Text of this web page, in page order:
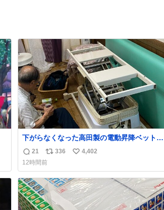
下がらなくなった高田製の電動昇降ベット。
メーカーからは、完全に見放されたんです
が、 見事に85歳の父が治しました。 うちの父
は、トヨタカローラのボディをオート生産す
る、工業ロボットの製作者なんですが、 父が
電動ベットの配線をハンダで修理している横
で、
返
信
数
21
リ
ポ
ス
ト
数
336
い
ね
数
4,402
12時間前